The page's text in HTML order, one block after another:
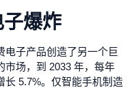
子爆炸
电子产品创造了另一个巨
市场，到 2033 年，每年
长 5.7%。仅智能手机制造